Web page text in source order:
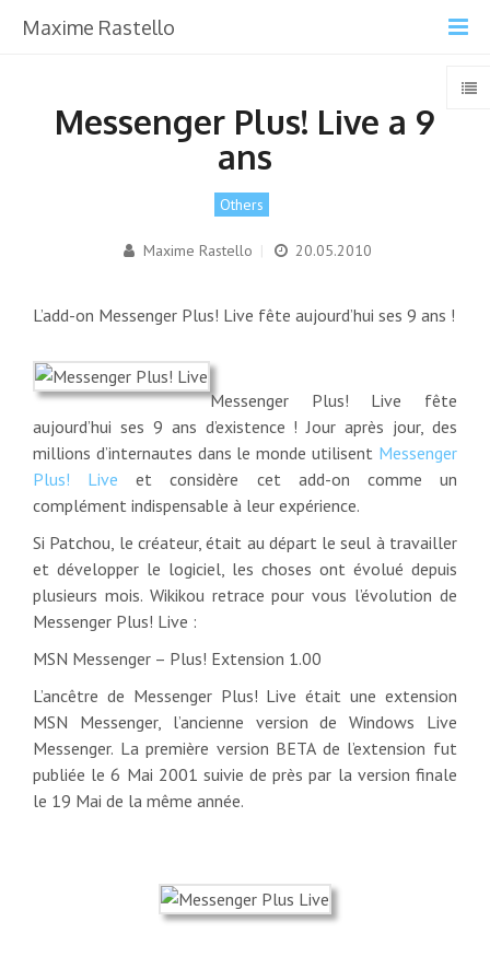
Maxime Rastello
Messenger Plus! Live a 9
ans
Others
Maxime Rastello | 20.05.2010
L’add-on Messenger Plus! Live fête aujourd’hui ses 9 ans !
Messenger Plus! Live fête
aujourd’hui ses 9 ans d’existence ! Jour après jour, des
millions d’internautes dans le monde utilisent Messenger
Plus! Live et considère cet add-on comme un
complément indispensable à leur expérience.
Si Patchou, le créateur, était au départ le seul à travailler
et développer le logiciel, les choses ont évolué depuis
plusieurs mois. Wikikou retrace pour vous l’évolution de
Messenger Plus! Live :
MSN Messenger – Plus! Extension 1.00
L’ancêtre de Messenger Plus! Live était une extension
MSN Messenger, l’ancienne version de Windows Live
Messenger. La première version BETA de l’extension fut
publiée le 6 Mai 2001 suivie de près par la version finale
le 19 Mai de la même année.